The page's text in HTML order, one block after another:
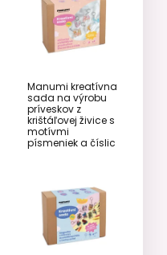
Manumi kreatívna
sada na výrobu
príveskov z
krištáľovej živice s
motívmi
písmeniek a číslic